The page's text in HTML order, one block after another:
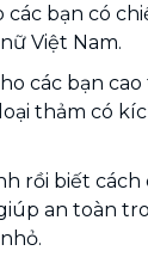
các bạn có
Việt Nam.
các bạn cao
thảm có
rồi biết
an toàn